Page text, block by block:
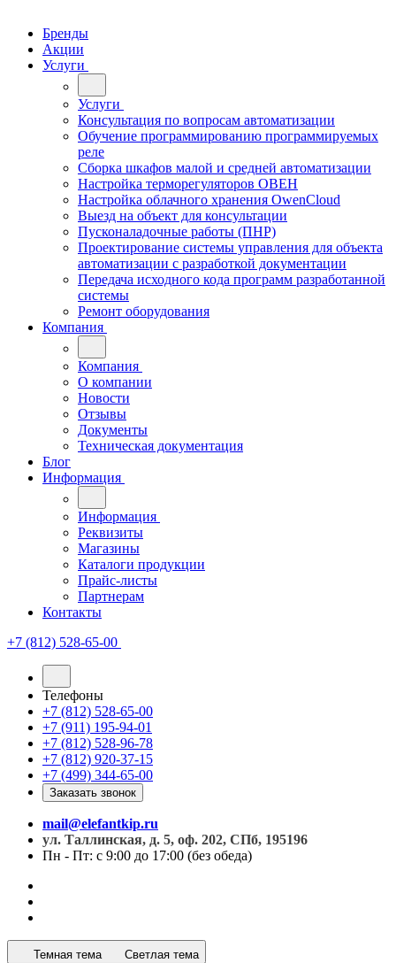
Бренды
Акции
Услуги
Услуги
Консультация по вопросам автоматизации
Обучение программированию программируемых
реле
Сборка шкафов малой и средней автоматизации
Настройка терморегуляторов ОВЕН
Настройка облачного хранения OwenCloud
Выезд на объект для консультации
Пусконаладочные работы (ПНР)
Проектирование системы управления для объекта
автоматизации с разработкой документации
Передача исходного кода программ разработанной
системы
Ремонт оборудования
Компания
Компания
О компании
Новости
Отзывы
Документы
Техническая документация
Блог
Информация
Информация
Реквизиты
Магазины
Каталоги продукции
Прайс-листы
Партнерам
Контакты
+7 (812) 528-65-00
Телефоны
+7 (812) 528-65-00
+7 (911) 195-94-01
+7 (812) 528-96-78
+7 (812) 920-37-15
+7 (499) 344-65-00
Заказать звонок
mail@elefantkip.ru
ул. Таллинская, д. 5, оф. 202, СПб, 195196
Пн - Пт: с 9:00 до 17:00 (без обеда)
Темная тема Светлая тема